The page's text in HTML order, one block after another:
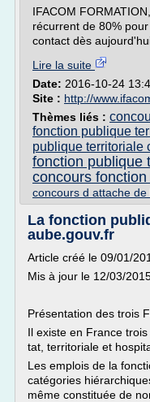
IFACOM
récurrent de 80%
contact dès
Lire la suite
Date: 2016-10-24
Site : http://
Thèmes liés :
fonction publique
publique territoriale
fonction publique
concours
concours d attache
La fonction
aube.gouv.fr
Article créé le 09/01/
Mis à jour le 12/03/
Présentation des trois
Il existe en France
tat, territoriale et
Les emplois de la
catégories
même constituée de